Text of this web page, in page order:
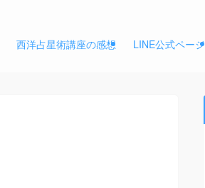
西洋占星術講座の感想 LINE公式ページ